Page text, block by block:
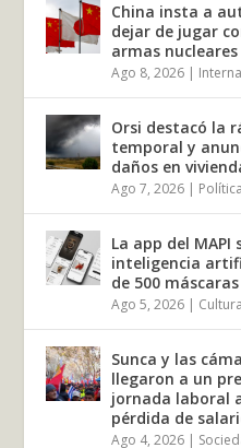
China insta a
dejar de jugar
armas nucleares
Ago 8, 2026 |
Orsi destacó la
temporal y
daños en
Ago 7, 2026 | Política
La app del
inteligencia
de 500 máscaras
Ago 5, 2026 | Cultura
Sunca y las
llegaron a un
jornada laboral
pérdida de
Ago 4, 2026 |